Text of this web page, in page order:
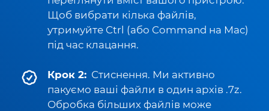
Щоб вибрати кілька файлів,
утримуйте Ctrl (або Command на Mac)
під час клацання.
Крок 2: Стиснення. Ми активно
пакуємо ваші файли в один архів .7z.
Обробка більших файлів може